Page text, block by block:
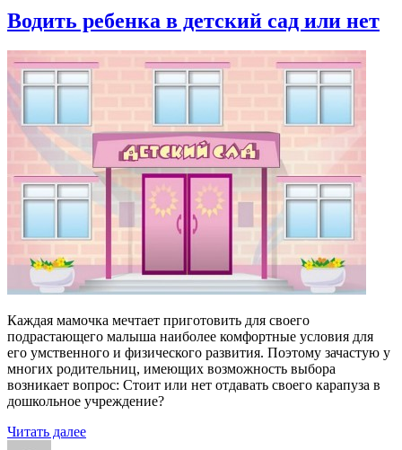
Водить ребенка в детский сад или нет
Каждая мамочка мечтает приготовить для своего
подрастающего малыша наиболее комфортные условия для
его умственного и физического развития. Поэтому зачастую у
многих родительниц, имеющих возможность выбора
возникает вопрос: Стоит или нет отдавать своего карапуза в
дошкольное учреждение?
Читать далее«Водить